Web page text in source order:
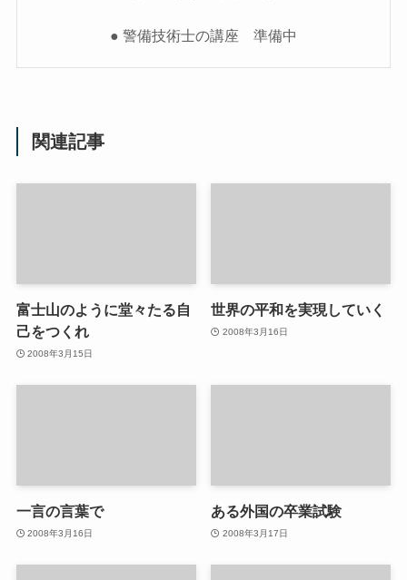
● 警備技術士の講座 準備中
関連記事
富士山のように堂々たる自
己をつくれ
2008年3月15日
世界の平和を実現していく
2008年3月16日
一言の言葉で
2008年3月16日
ある外国の卒業試験
2008年3月17日